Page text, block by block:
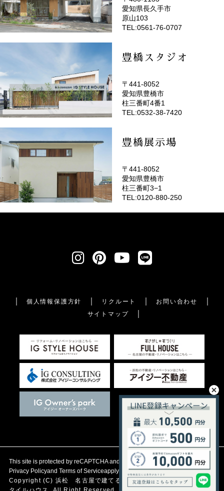
(EMOTOP名古屋)
愛知県長久手市
原山103
TEL:0561-76-0707
豊橋スタジオ
(EMOTOP豊橋)
〒441-8052
愛知県豊橋市
柱三番町4番1
TEL:0532-38-7420
豊橋展示場
〒441-8052
愛知県豊橋市
柱三番町3−1
TEL:0120-880-250
個人情報保護方針 リクルート
お問い合わせ
サイトマップ
This site is protected by reCAPTCHA and the Google
Privacy Policyand Terms of Serviceapply.
Copyright (C) 浜松 名古屋で建てる自然素材の注文住宅アイジース